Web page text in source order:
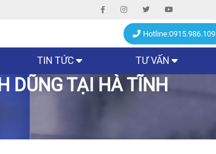
Hotline:0915.986.109
TIN TỨC TƯ VẤN
DŨNG TẠI HÀ TĨNH